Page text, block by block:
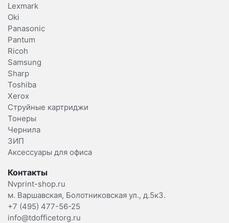
Lexmark
Oki
Panasonic
Pantum
Ricoh
Samsung
Sharp
Toshiba
Xerox
Струйные картриджи
Тонеры
Чернила
ЗИП
Аксессуары для офиса
Контакты
Nvprint-shop.ru
м. Варшавская, Болотниковская ул., д.5к3.
+7 (495) 477-56-25
info@tdofficetorg.ru